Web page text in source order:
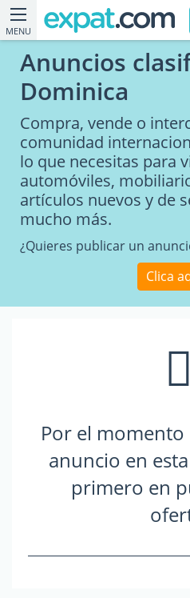
MENU
Anuncios
Dominica
Compra, vende o
comunidad
lo que necesitas para
automóviles,
artículos nuevos y de
mucho más.
¿Quieres publicar un
Clica
Por el
anuncio en
primero en